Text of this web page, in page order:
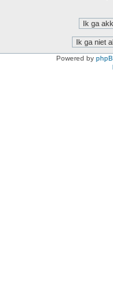
Powered by